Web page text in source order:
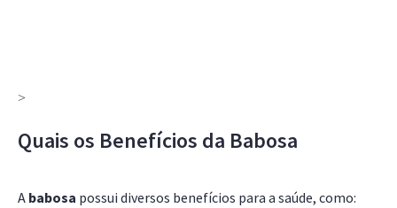
>
Quais os Benefícios da Babosa
A babosa possui diversos benefícios para a saúde, como: